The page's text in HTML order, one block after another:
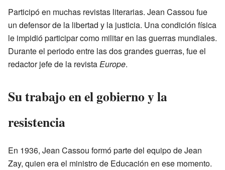
Participó en muchas revistas literarias. Jean Cassou fue
un defensor de la libertad y la justicia. Una condición física
le impidió participar como militar en las guerras mundiales.
Durante el periodo entre las dos grandes guerras, fue el
redactor jefe de la revistaEurope.
Su trabajo en el gobierno y la
resistencia
En 1936, Jean Cassou formó parte del equipo de Jean
Zay, quien era el ministro de Educación en ese momento.